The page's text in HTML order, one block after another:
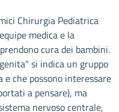
Chirurgia Pediatrica
medica e la
cura dei bambini.
si indica un gruppo
che possono interessare
a pensare), ma
nervoso centrale,